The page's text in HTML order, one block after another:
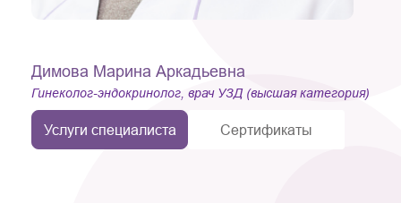
Димова Марина Аркадьевна
Гинеколог-эндокринолог, врач УЗД (высшая категория)
Услуги специалиста Сертификаты